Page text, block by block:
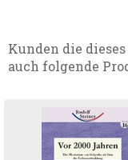
Kunden die
auch folgende